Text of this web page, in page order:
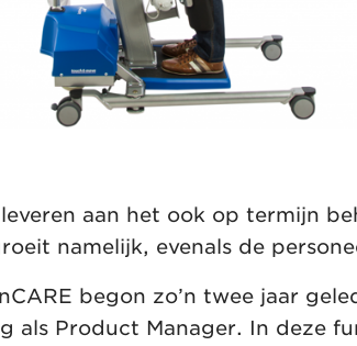
aan het ook op termijn
namelijk, evenals de
begon zo’n twee jaar
als Product Manager. In deze